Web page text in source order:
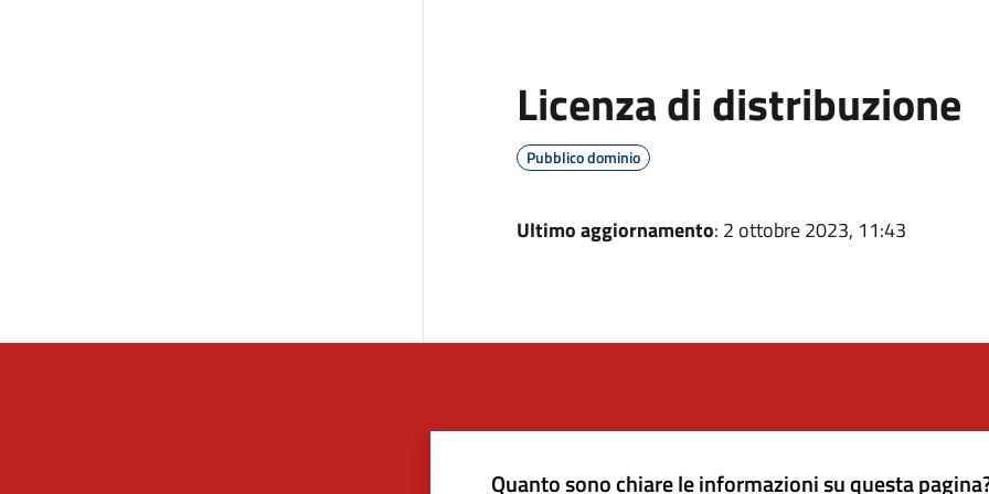
Licenza di distribuzione
Pubblico dominio
Ultimo aggiornamento: 2 ottobre 2023, 11:43
Quanto sono chiare le informazioni su questa